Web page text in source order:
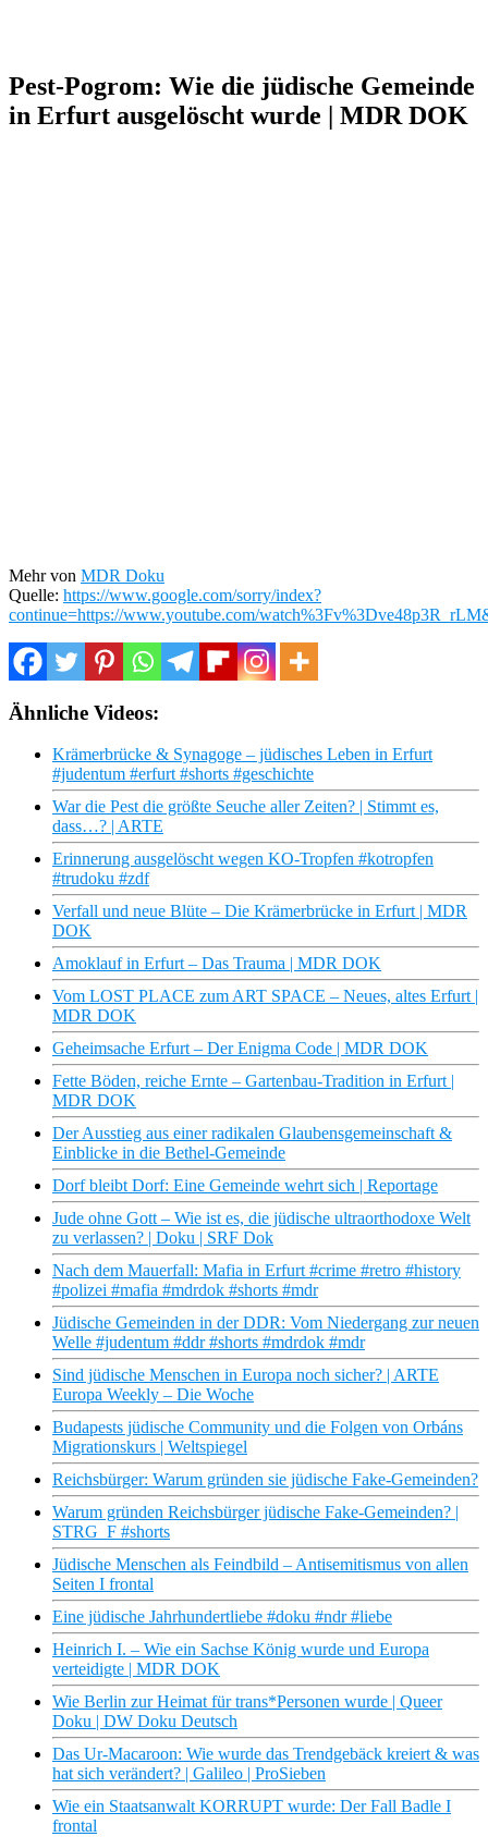
Pest-Pogrom: Wie die jüdische Gemeinde
in Erfurt ausgelöscht wurde | MDR DOK
Mehr von MDR Doku
Quelle: https://www.google.com/sorry/index?
continue=https://www.youtube.com/
Ähnliche Videos:
Krämerbrücke & Synagoge – jüdisches Leben in Erfurt
#judentum #erfurt #shorts #geschichte
War die Pest die größte Seuche aller Zeiten? | Stimmt es,
dass…? | ARTE
Erinnerung ausgelöscht wegen KO-Tropfen #kotropfen
#trudoku #zdf
Verfall und neue Blüte – Die Krämerbrücke in Erfurt | MDR
DOK
Amoklauf in Erfurt – Das Trauma | MDR DOK
Vom LOST PLACE zum ART SPACE – Neues, altes Erfurt |
MDR DOK
Geheimsache Erfurt – Der Enigma Code | MDR DOK
Fette Böden, reiche Ernte – Gartenbau-Tradition in Erfurt |
MDR DOK
Der Ausstieg aus einer radikalen Glaubensgemeinschaft &
Einblicke in die Bethel-Gemeinde
Dorf bleibt Dorf: Eine Gemeinde wehrt sich | Reportage
Jude ohne Gott – Wie ist es, die jüdische ultraorthodoxe Welt
zu verlassen? | Doku | SRF Dok
Nach dem Mauerfall: Mafia in Erfurt #crime #retro #history
#polizei #mafia #mdrdok #shorts #mdr
Jüdische Gemeinden in der DDR: Vom Niedergang zur neuen
Welle #judentum #ddr #shorts #mdrdok #mdr
Sind jüdische Menschen in Europa noch sicher? | ARTE
Europa Weekly – Die Woche
Budapests jüdische Community und die Folgen von Orbáns
Migrationskurs | Weltspiegel
Reichsbürger: Warum gründen sie jüdische Fake-Gemeinden?
Warum gründen Reichsbürger jüdische Fake-Gemeinden? |
STRG_F #shorts
Jüdische Menschen als Feindbild – Antisemitismus von allen
Seiten I frontal
Eine jüdische Jahrhundertliebe #doku #ndr #liebe
Heinrich I. – Wie ein Sachse König wurde und Europa
verteidigte | MDR DOK
Wie Berlin zur Heimat für trans*Personen wurde | Queer
Doku | DW Doku Deutsch
Das Ur-Macaroon: Wie wurde das Trendgebäck kreiert & was
hat sich verändert? | Galileo | ProSieben
Wie ein Staatsanwalt KORRUPT wurde: Der Fall Badle I
frontal